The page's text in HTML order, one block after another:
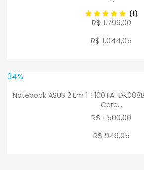
(1)
R$ 1.799,00
R$ 1.044,05
34%
Notebook ASUS 2 Em 1 T100TA-
Core...
R$ 1.500,00
R$ 949,05